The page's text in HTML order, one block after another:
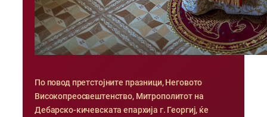
По повод претстојните празници, Неговото
Високопреосвештенство, Митрополитот на
Дебарско-кичевската епархија г. Георгиј, ќе